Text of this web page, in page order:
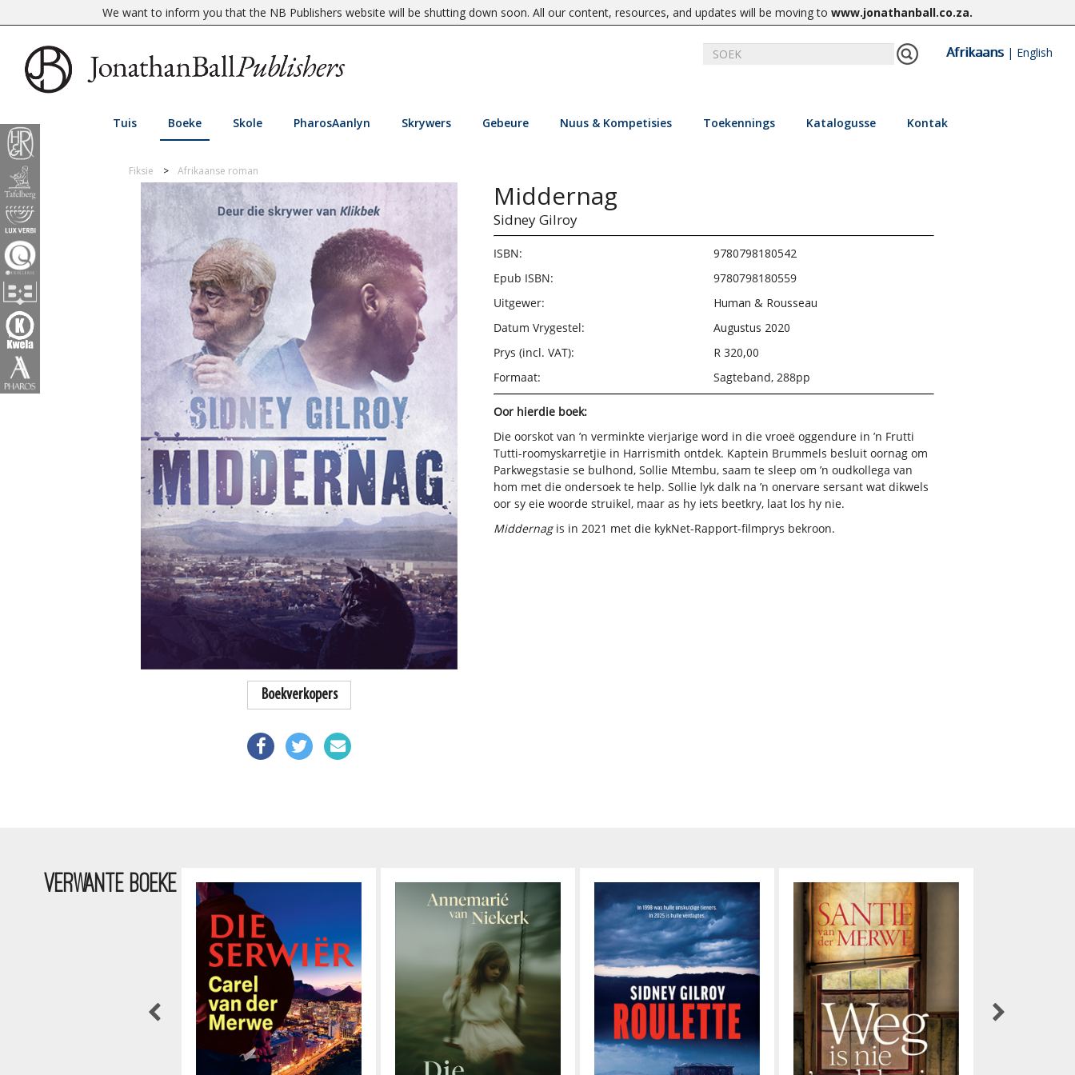
We want to inform you that the NB Publishers website will be shutting down soon. All our content, resources, and updates will be moving to www.jonathanball.co.za.
Afrikaans| English
Tuis Boeke Skole PharosAanlyn Skrywers Gebeure Nuus & Kompetisies Toekennings Katalogusse Kontak
Fiksie Afrikaanse roman
Boekverkopers
Middernag
Sidney Gilroy
ISBN:
9780798180542
Epub ISBN:
9780798180559
Uitgewer:
Human & Rousseau
Datum Vrygestel:
Augustus 2020
Prys (incl. VAT):
R 320,00
Formaat:
Sagteband, 288pp
Oor hierdie boek:
Die oorskot van ’n verminkte vierjarige word in die vroeë oggendure in ’n Frutti
Tutti-roomyskarretjie in Harrismith ontdek. Kaptein Brummels besluit oornag om
Parkwegstasie se bulhond, Sollie Mtembu, saam te sleep om ’n oudkollega van
hom met die ondersoek te help. Sollie lyk dalk na ’n onervare sersant wat dikwels
oor sy eie woorde struikel, maar as hy iets beetkry, laat los hy nie.
Middernagis in 2021 met die kykNet-Rapport-filmprys bekroon.
VERWANTE BOEKE